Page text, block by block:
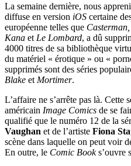
La semaine dernière, nous
diffuse en version iOS certaine
européenne telles que
Kana et Le Lombard, a dû
4000 titres de sa bibliothèque
du matériel « érotique » ou «
supprimés sont des séries
Blake et Mortimer.
L’affaire ne s’arrête pas là. Cette
américain Image Comics de se
qualifié que le numéro 12 de la
Vaughan et de l’artiste Fiona
scène dans laquelle on peut voir
En outre, le Comic Books’ouvre